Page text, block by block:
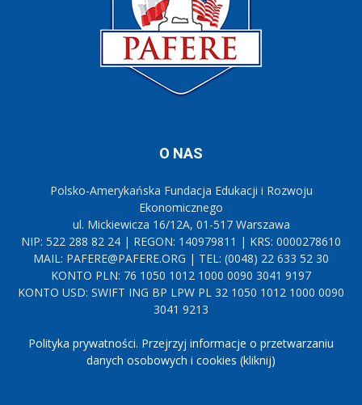
O NAS
Polsko-Amerykańska Fundacja Edukacji i Rozwoju
Ekonomicznego
ul. Mickiewicza 16/12A, 01-517 Warszawa
NIP: 522 288 82 24 | REGON: 140979811 | KRS: 0000278610
MAIL: PAFERE@PAFERE.ORG | TEL: (0048) 22 633 52 30
KONTO PLN: 76 1050 1012 1000 0090 3041 9197
KONTO USD: SWIFT ING BP LPW PL 32 1050 1012 1000 0090
3041 9213
Polityka prywatności. Przejrzyj informacje o przetwarzaniu
danych osobowych i cookies (kliknij)